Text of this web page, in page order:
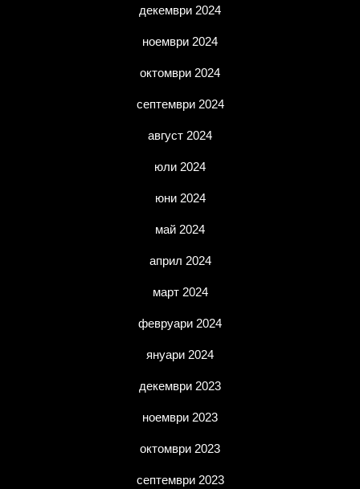
декември 2024
ноември 2024
октомври 2024
септември 2024
август 2024
юли 2024
юни 2024
май 2024
април 2024
март 2024
февруари 2024
януари 2024
декември 2023
ноември 2023
октомври 2023
септември 2023